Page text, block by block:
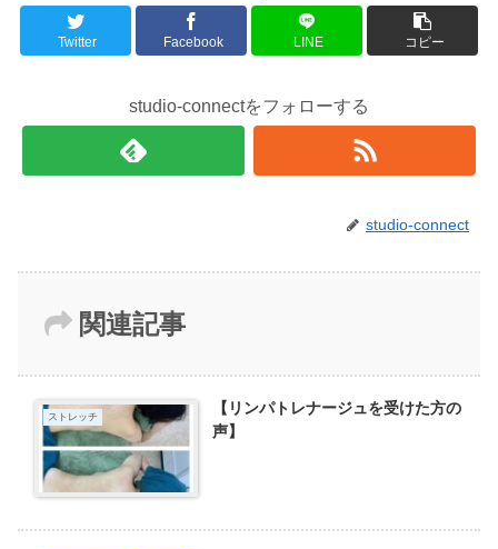
Twitter Facebook LINE コピー
studio-connectをフォローする
studio-connect
関連記事
ストレッチ
【リンパトレナージュを受けた方の
声】